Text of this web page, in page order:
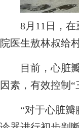
8月11日，在重
院医生敖林叔给
目前，心脏瓣
因素，有效控制
“对于心脏瓣膜